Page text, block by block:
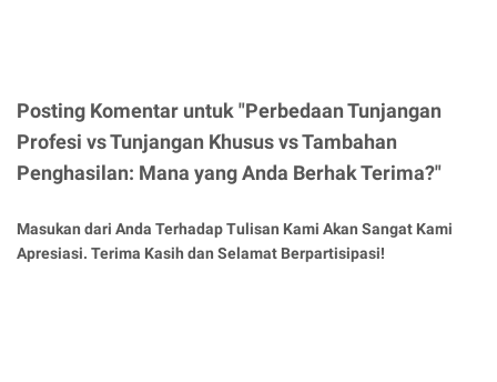
Posting Komentar untuk "Perbedaan Tunjangan
Profesi vs Tunjangan Khusus vs Tambahan
Penghasilan: Mana yang Anda Berhak Terima?"
Masukan dari Anda Terhadap Tulisan Kami Akan Sangat Kami
Apresiasi. Terima Kasih dan Selamat Berpartisipasi!